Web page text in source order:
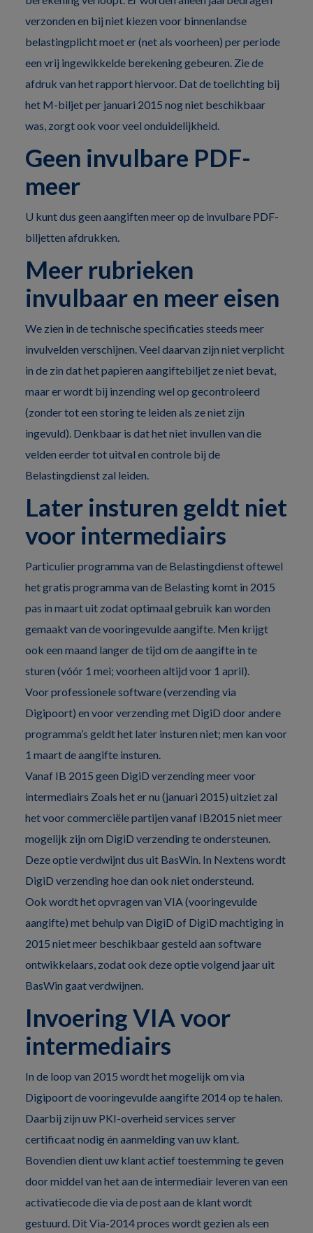
verzonden en bij niet kiezen voor binnenlandse
belastingplicht moet er (net als voorheen) per periode
een vrij ingewikkelde berekening gebeuren. Zie de
afdruk van het rapport hiervoor. Dat de toelichting bij
het M-biljet per januari 2015 nog niet beschikbaar
was, zorgt ook voor veel onduidelijkheid.
Geen invulbare PDF-
meer
U kunt dus geen aangiften meer op de invulbare PDF-
biljetten afdrukken.
Meer rubrieken
invulbaar en meer eisen
We zien in de technische specificaties steeds meer
invulvelden verschijnen. Veel daarvan zijn niet verplicht
in de zin dat het papieren aangiftebiljet ze niet bevat,
maar er wordt bij inzending wel op gecontroleerd
(zonder tot een storing te leiden als ze niet zijn
ingevuld). Denkbaar is dat het niet invullen van die
velden eerder tot uitval en controle bij de
Belastingdienst zal leiden.
Later insturen geldt niet
voor intermediairs
Particulier programma van de Belastingdienst oftewel
het gratis programma van de Belasting komt in 2015
pas in maart uit zodat optimaal gebruik kan worden
gemaakt van de vooringevulde aangifte. Men krijgt
ook een maand langer de tijd om de aangifte in te
sturen (vóór 1 mei; voorheen altijd voor 1 april).
Voor professionele software (verzending via
Digipoort) en voor verzending met DigiD door andere
programma’s geldt het later insturen niet; men kan voor
1 maart de aangifte insturen.
Vanaf IB 2015 geen DigiD verzending meer voor
intermediairs Zoals het er nu (januari 2015) uitziet zal
het voor commerciële partijen vanaf IB2015 niet meer
mogelijk zijn om DigiD verzending te ondersteunen.
Deze optie verdwijnt dus uit BasWin. In Nextens wordt
DigiD verzending hoe dan ook niet ondersteund.
Ook wordt het opvragen van VIA (vooringevulde
aangifte) met behulp van DigiD of DigiD machtiging in
2015 niet meer beschikbaar gesteld aan software
ontwikkelaars, zodat ook deze optie volgend jaar uit
BasWin gaat verdwijnen.
Invoering VIA voor
intermediairs
In de loop van 2015 wordt het mogelijk om via
Digipoort de vooringevulde aangifte 2014 op te halen.
Daarbij zijn uw PKI-overheid services server
certificaat nodig én aanmelding van uw klant.
Bovendien dient uw klant actief toestemming te geven
door middel van het aan de intermediair leveren van een
activatiecode die via de post aan de klant wordt
gestuurd. Dit Via-2014 proces wordt gezien als een